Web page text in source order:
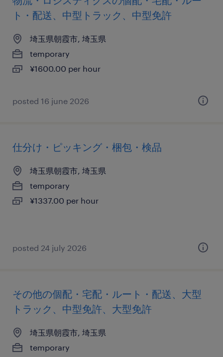
ト・配送、中型トラック、中型免許
埼玉県朝霞市, 埼玉県
temporary
¥1600.00 per hour
posted 16 june 2026
仕分け・ピッキング・梱包・検品
埼玉県朝霞市, 埼玉県
temporary
¥1337.00 per hour
posted 24 july 2026
その他の個配・宅配・ルート・配送、大型
トラック、中型免許、大型免許
埼玉県朝霞市, 埼玉県
temporary